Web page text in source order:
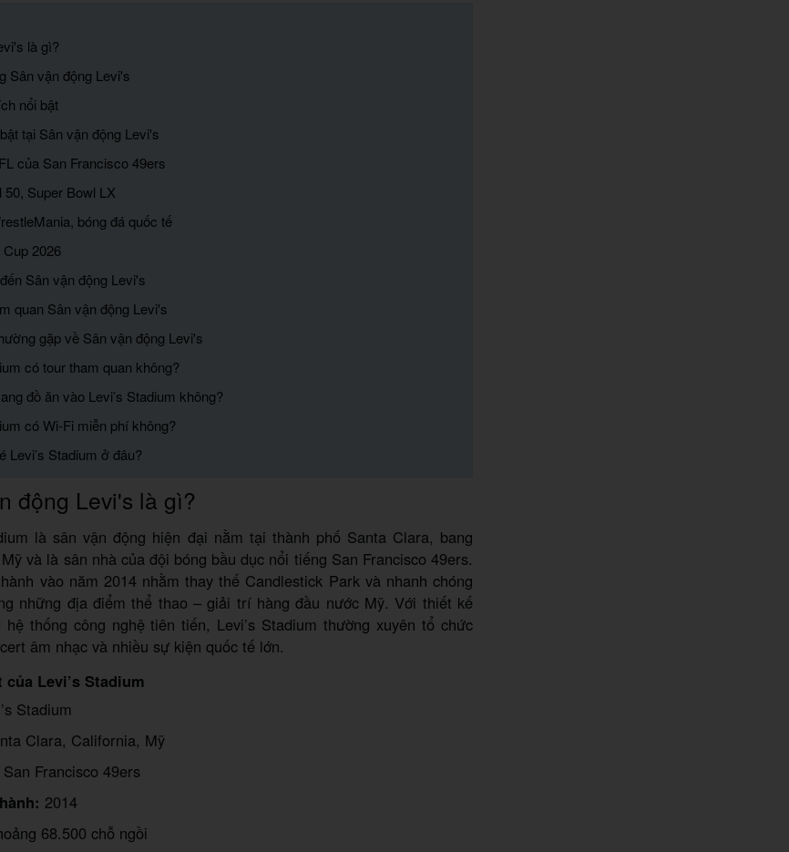
là gì?
Sân vận động Levi's
nổi bật
tại Sân vận động Levi's
của San Francisco 49ers
Super Bowl LX
bóng đá quốc tế
2026
Sân vận động Levi's
quan Sân vận động Levi's
gặp về Sân vận động Levi's
có tour tham quan không?
đồ ăn vào Levi’s Stadium không?
có Wi-Fi miễn phí không?
Levi’s Stadium ở đâu?
động Levi's là gì?
là sân vận động hiện đại nằm tại thành phố Santa Clara, bang
và là sân nhà của đội bóng bầu dục nổi tiếng San Francisco 49ers.
vào năm 2014 nhằm thay thế Candlestick Park và nhanh chóng
những địa điểm thể thao – giải trí hàng đầu nước Mỹ. Với thiết kế
thống công nghệ tiên tiến, Levi’s Stadium thường xuyên tổ chức
âm nhạc và nhiều sự kiện quốc tế lớn.
Levi’s Stadium
Stadium
Clara, California, Mỹ
San Francisco 49ers
2014
68.500 chỗ ngồi